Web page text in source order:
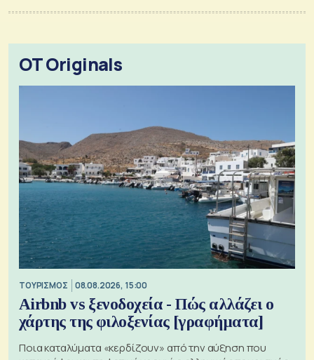
OT Originals
ΤΟΥΡΙΣΜΟΣ 08.08.2026, 15:00
Airbnb vs ξενοδοχεία - Πώς αλλάζει ο
χάρτης της φιλοξενίας [γραφήματα]
Ποια καταλύματα «κερδίζουν» από την αύξηση που